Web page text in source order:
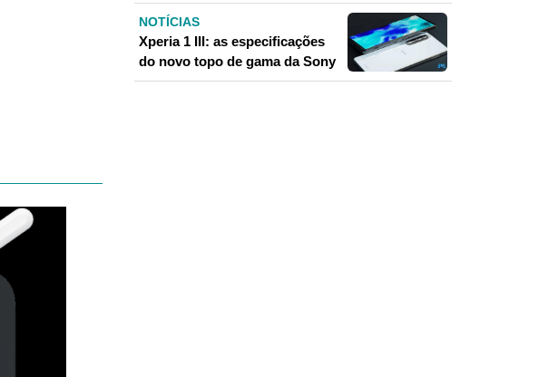
NOTÍCIAS
Xperia 1 III: as especificações
do novo topo de gama da Sony